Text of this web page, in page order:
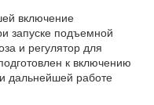
включение
запуске подъемной
и регулятор для
к включению
дальнейшей работе